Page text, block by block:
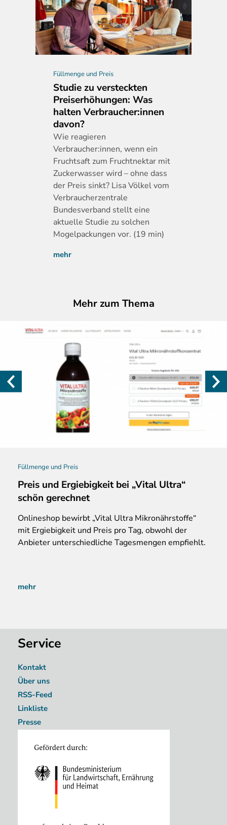
Füllmenge und Preis
Studie zu versteckten
Preiserhöhungen: Was
halten Verbraucher:innen
davon?
Wie reagieren
Verbraucher:innen, wenn ein
Fruchtsaft zum Fruchtnektar mit
Zuckerwasser wird – ohne dass
der Preis sinkt? Lisa Völkel vom
Verbraucherzentrale
Bundesverband stellt eine
aktuelle Studie zu solchen
Mogelpackungen vor. (19 min)
mehr
Mehr zum Thema
Füllmenge und Preis
Preis und Ergiebigkeit bei „Vital Ultra“
schön gerechnet
Onlineshop bewirbt „Vital Ultra Mikronährstoffe“
mit Ergiebigkeit und Preis pro Tag, obwohl der
Anbieter unterschiedliche Tagesmengen empfiehlt.
mehr
Service
Kontakt
Über uns
RSS-Feed
Linkliste
Presse